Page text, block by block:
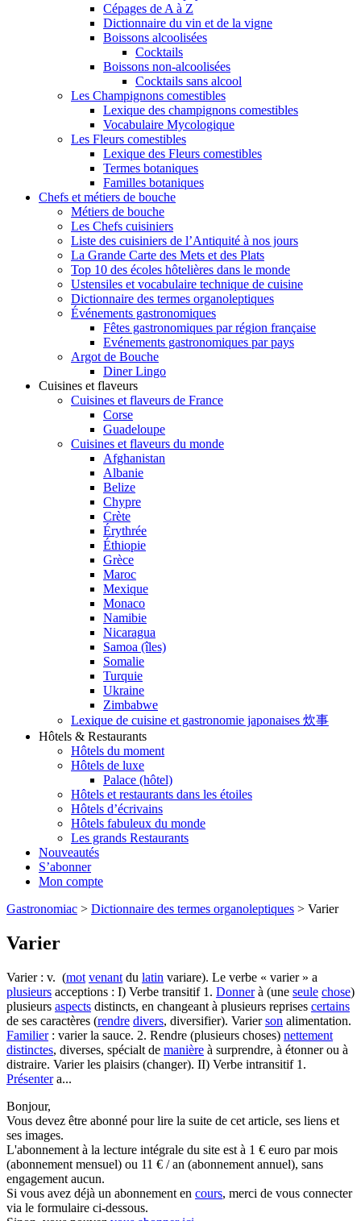
Cépages de A à Z
Dictionnaire du vin et de la vigne
Boissons alcoolisées
Cocktails
Boissons non-alcoolisées
Cocktails sans alcool
Les Champignons comestibles
Lexique des champignons comestibles
Vocabulaire Mycologique
Les Fleurs comestibles
Lexique des Fleurs comestibles
Termes botaniques
Familles botaniques
Chefs et métiers de bouche
Métiers de bouche
Les Chefs cuisiniers
Liste des cuisiniers de l’Antiquité à nos jours
La Grande Carte des Mets et des Plats
Top 10 des écoles hôtelières dans le monde
Ustensiles et vocabulaire technique de cuisine
Dictionnaire des termes organoleptiques
Événements gastronomiques
Fêtes gastronomiques par région française
Evénements gastronomiques par pays
Argot de Bouche
Diner Lingo
Cuisines et flaveurs
Cuisines et flaveurs de France
Corse
Guadeloupe
Cuisines et flaveurs du monde
Afghanistan
Albanie
Belize
Chypre
Crète
Érythrée
Éthiopie
Grèce
Maroc
Mexique
Monaco
Namibie
Nicaragua
Samoa (îles)
Somalie
Turquie
Ukraine
Zimbabwe
Lexique de cuisine et gastronomie japonaises 炊事
Hôtels & Restaurants
Hôtels du moment
Hôtels de luxe
Palace (hôtel)
Hôtels et restaurants dans les étoiles
Hôtels d’écrivains
Hôtels fabuleux du monde
Les grands Restaurants
Nouveautés
S’abonner
Mon compte
Gastronomiac > Dictionnaire des termes organoleptiques > Varier
Varier
Varier : v. (mot venant du latin variare). Le verbe « varier » a
plusieurs acceptions : I) Verbe transitif 1. Donnerà (une seule chose)
plusieurs aspects distincts, en changeant à plusieurs reprises certains
de ses caractères (rendre divers, diversifier). Varierson alimentation.
Familier: varier la sauce. 2. Rendre (plusieurs choses) nettement
distinctes, diverses, spécialt de manière à surprendre, à étonner ou à
distraire. Varier les plaisirs (changer). II) Verbe intransitif 1.
Présentera...
Bonjour,
Vous devez être abonné pour lire la suite de cet article, ses liens et
ses images.
L'abonnement à la lecture intégrale du site est à 1 € euro par mois
(abonnement mensuel) ou 11 € / an (abonnement annuel), sans
engagement aucun.
Si vous avez déjà un abonnement en cours, merci de vous connecter
via le formulaire ci-dessous.